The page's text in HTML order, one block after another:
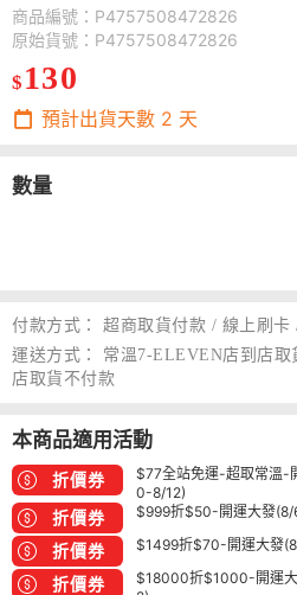
商品編號：P4757508472826
原始貨號：P4757508472826
$ 130
預計出貨天數 2 天
數量
付款方式： 超商取貨付款 / 線上刷卡
運送方式：
常溫7-ELEVEN店到店
店取貨不付款
本商品適用活動
折價券
$77全站免運-超取常溫-
0-8/12)
折價券 $999折$50-開運大發(8/
折價券 $1499折$70-開運大發
折價券
$18000折$1000-開運